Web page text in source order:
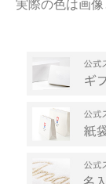
実際の色は画像